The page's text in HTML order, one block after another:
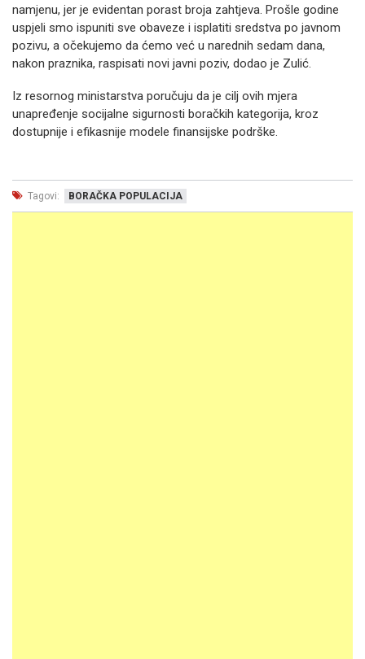
namjenu, jer je evidentan porast broja zahtjeva. Prošle godine
uspjeli smo ispuniti sve obaveze i isplatiti sredstva po javnom
pozivu, a očekujemo da ćemo već u narednih sedam dana,
nakon praznika, raspisati novi javni poziv, dodao je Zulić.
Iz resornog ministarstva poručuju da je cilj ovih mjera
unapređenje socijalne sigurnosti boračkih kategorija, kroz
dostupnije i efikasnije modele finansijske podrške.
Tagovi: BORAČKA POPULACIJA